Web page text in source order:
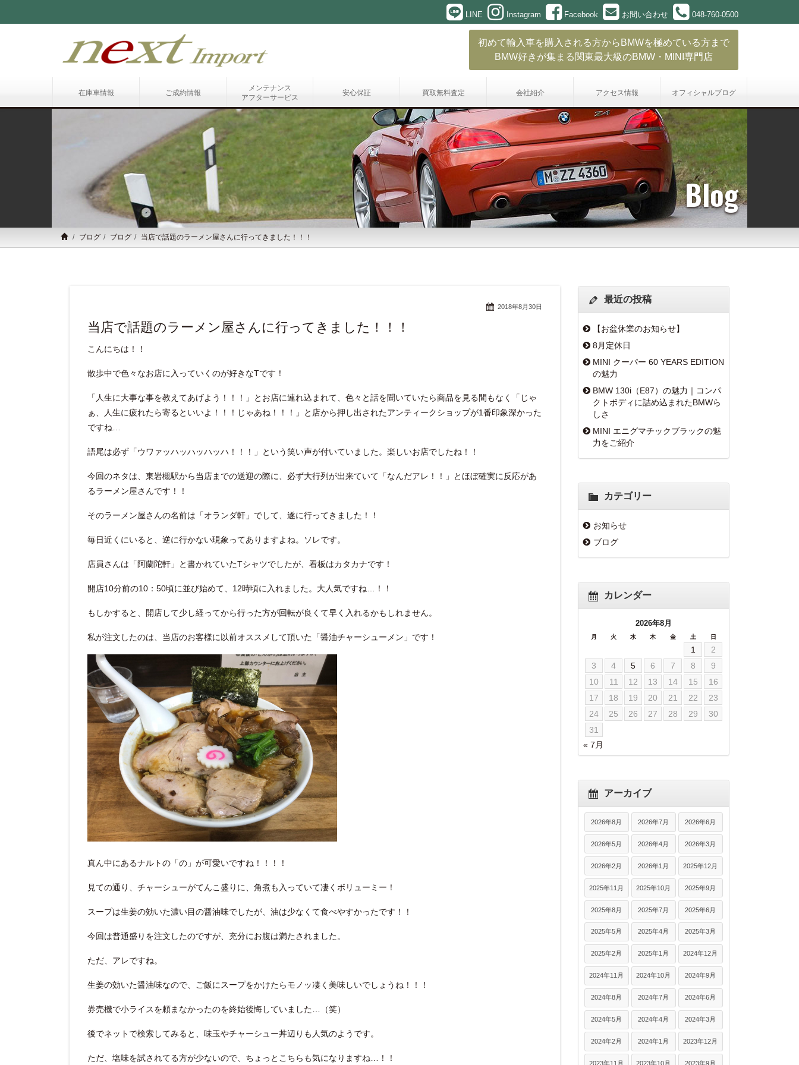
LINE Instagram Facebook お問い合わせ 048-760-0500
初めて輸入車を購入される方からBMWを極めている方まで
BMW好きが集まる関東最大級のBMW・MINI専門店
在庫車情報 ご成約情報
メンテナンス
アフターサービス
安心保証 買取無料査定 会社紹介 アクセス情報 オフィシャルブログ
Blog
ブログ ブログ 当店で話題のラーメン屋さんに行ってきました！！！
2018年8月30日
当店で話題のラーメン屋さんに行ってきました！！！
こんにちは！！
散歩中で色々なお店に入っていくのが好きなTです！
「人生に大事な事を教えてあげよう！！！」とお店に連れ込まれて、色々と話を聞いていたら商品を見る間もなく「じゃ
ぁ、人生に疲れたら寄るといいよ！！！じゃあね！！！」と店から押し出されたアンティークショップが1番印象深かった
ですね…
語尾は必ず「ウワァッハッハッハッハ！！！」という笑い声が付いていました。楽しいお店でしたね！！
今回のネタは、東岩槻駅から当店までの送迎の際に、必ず大行列が出来ていて「なんだアレ！！」とほぼ確実に反応があ
るラーメン屋さんです！！
そのラーメン屋さんの名前は「オランダ軒」でして、遂に行ってきました！！
毎日近くにいると、逆に行かない現象ってありますよね。ソレです。
店員さんは「阿蘭陀軒」と書かれていたTシャツでしたが、看板はカタカナです！
開店10分前の10：50頃に並び始めて、12時頃に入れました。大人気ですね…！！
もしかすると、開店して少し経ってから行った方が回転が良くて早く入れるかもしれません。
私が注文したのは、当店のお客様に以前オススメして頂いた「醤油チャーシューメン」です！
真ん中にあるナルトの「の」が可愛いですね！！！！
見ての通り、チャーシューがてんこ盛りに、角煮も入っていて凄くボリューミー！
スープは生姜の効いた濃い目の醤油味でしたが、油は少なくて食べやすかったです！！
今回は普通盛りを注文したのですが、充分にお腹は満たされました。
ただ、アレですね。
生姜の効いた醤油味なので、ご飯にスープをかけたらモノッ凄く美味しいでしょうね！！！
券売機で小ライスを頼まなかったのを終始後悔していました…（笑）
後でネットで検索してみると、味玉やチャーシュー丼辺りも人気のようです。
ただ、塩味を試されてる方が少ないので、ちょっとこちらも気になりますね…！！
最近の投稿
【お盆休業のお知らせ】
8月定休日
MINI クーパー 60 YEARS EDITION
の魅力
BMW 130i（E87）の魅力｜コンパ
クトボディに詰め込まれたBMWら
しさ
MINI エニグマチックブラックの魅
力をご紹介
カテゴリー
お知らせ
ブログ
カレンダー
2026年8月
月 火 水 木 金 土 日
1
2
3
4 5 6 7 8
9
10
11 12 13 14 15
16
17
18 19 20 21 22
23
24
25 26 27 28 29
30
31
« 7月
アーカイブ
2026年8月 2026年7月 2026年6月
2026年5月 2026年4月 2026年3月
2026年2月 2026年1月 2025年12月
2025年11月 2025年10月 2025年9月
2025年8月 2025年7月 2025年6月
2025年5月 2025年4月 2025年3月
2025年2月 2025年1月 2024年12月
2024年11月 2024年10月 2024年9月
2024年8月 2024年7月 2024年6月
2024年5月 2024年4月 2024年3月
2024年2月 2024年1月 2023年12月
2023年11月 2023年10月 2023年9月